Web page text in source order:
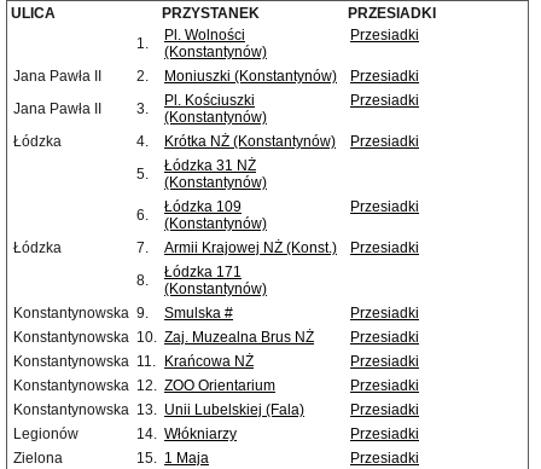
ULICA PRZYSTANEK
PRZESIADKI
1.
Pl. Wolności
(Konstantynów)
Przesiadki
Jana Pawła II 2. Moniuszki (Konstantynów)
Przesiadki
Jana Pawła II
3.
Pl. Kościuszki
(Konstantynów)
Przesiadki
Łódzka 4. Krótka NŻ (Konstantynów)
Przesiadki
5.
Łódzka 31 NŻ
(Konstantynów)
6.
Łódzka 109
(Konstantynów)
Przesiadki
Łódzka 7. Armii Krajowej NŻ (Konst.)
Przesiadki
8.
Łódzka 171
(Konstantynów)
Konstantynowska 9. Smulska #
Przesiadki
Konstantynowska 10. Zaj. Muzealna Brus NŻ
Przesiadki
Konstantynowska 11. Krańcowa NŻ
Przesiadki
Konstantynowska 12. ZOO Orientarium
Przesiadki
Konstantynowska 13. Unii Lubelskiej (Fala)
Przesiadki
Legionów
14. Włókniarzy
Przesiadki
Zielona
15. 1 Maja
Przesiadki